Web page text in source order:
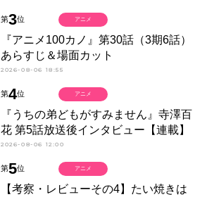
第3位
『アニメ100カノ』第30話（3期6話）
あらすじ＆場面カット
2026-08-06 18:55
アニメ
第4位
『うちの弟どもがすみません』寺澤百
花 第5話放送後インタビュー【連載】
2026-08-06 12:00
アニメ
第5位
【考察・レビューその4】たい焼きは
アニメ